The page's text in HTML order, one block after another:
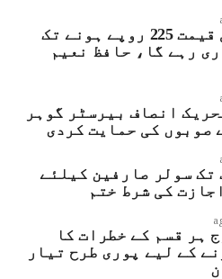
پیٹرول کی قیمت 225 روپے ہونے تک
رہے گا، حافظ نعیم
انصاف بیرسٹر گوہر
صوبوں کی حمایت کردی
تک سولر صارفین کیلئے
کی شرط ختم
ہر قسم کے خطرات کا
کے لیے پوری طرح تیار